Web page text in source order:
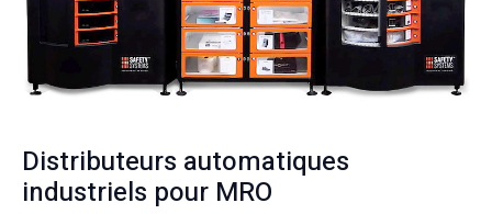
Distributeurs automatiques
industriels pour MRO